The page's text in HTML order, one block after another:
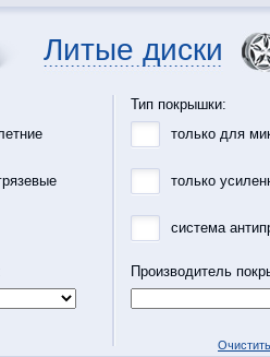
Литые диски
Тип покрышки:
только для
только
система
Производитель